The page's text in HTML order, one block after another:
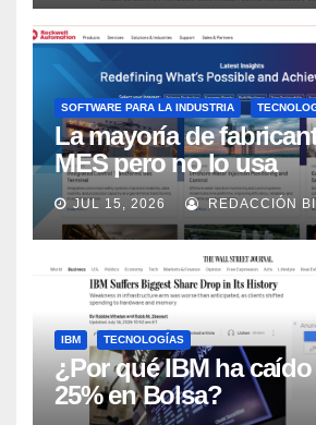
SOFTWARE PARA LA INDUSTRIA
La mayoría de
MES pero no lo usa
adecuadamente,
Automation
JUL 15, 2026 REDACCIÓN
IBM TECNOLOGÍAS
¿Por qué IBM ha
25% en Bolsa?